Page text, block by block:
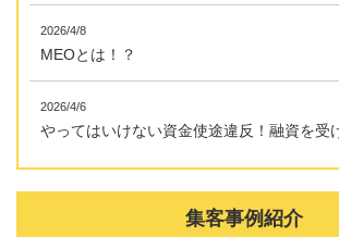
2026/4/8
MEOとは！？
2026/4/6
やってはいけない資金使途違反！融資を受
集客事例紹介